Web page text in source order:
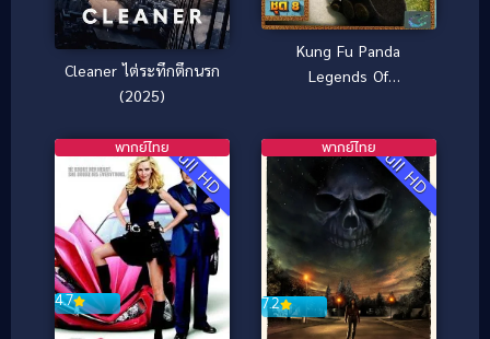
Cleaner ไต่ระทึกตึกนรก
(2025)
Kung Fu Panda
Legends Of
ปรมาจารย์สุโค่ย! ชุด 8
Full HD
4.7
พากย์ไทย Full HD
7.2
พากย์ไทย